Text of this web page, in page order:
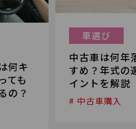
何キ
ても
の？
車選び
中古車は何年
すめ？年式の
イントを解説
# 中古車購入